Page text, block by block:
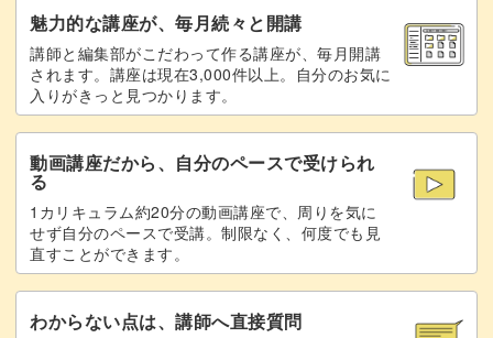
テリアの一部に取り入れましょう。
この方法を学ぶと、今後の作品制作のモチベーションもあ
がります。
プレゼントにも喜ばれるので、ぜひ覚えてくださいね♪
壁に飾れば、お部屋に彩りと温かみを与えることができる
糸始末をする
ループを整えて境目をはっきりさせる 31:48
花芯のループをカットする 33:09
写真立てに仕立てる 37:58
完成♪
魅力的な講座が、毎月続々と開講
講師と編集部がこだわって作る講座が、毎月開講
されます。講座は現在3,000件以上。自分のお気に
入りがきっと見つかります。
動画講座だから、自分のペースで受けられ
る
1カリキュラム約20分の動画講座で、周りを気に
せず自分のペースで受講。制限なく、何度でも見
直すことができます。
わからない点は、講師へ直接質問